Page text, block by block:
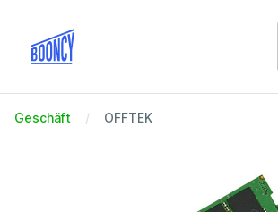
Geschäft OFFTEK